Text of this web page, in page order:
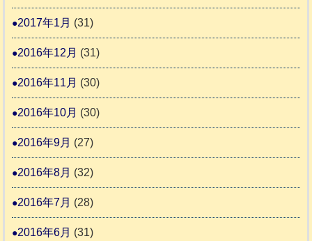
2017年1月 (31)
2016年12月 (31)
2016年11月 (30)
2016年10月 (30)
2016年9月 (27)
2016年8月 (32)
2016年7月 (28)
2016年6月 (31)